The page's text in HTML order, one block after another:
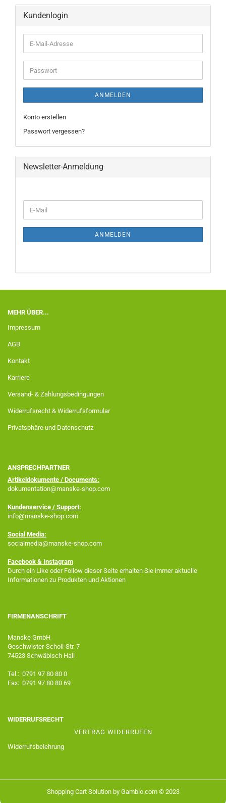
Kundenlogin
ANMELDEN
Konto erstellen
Passwort vergessen?
Newsletter-Anmeldung
ANMELDEN
MEHR ÜBER...
Impressum
AGB
Kontakt
Karriere
Versand- & Zahlungsbedingungen
Widerrufsrecht & Widerrufsformular
Privatsphäre und Datenschutz
ANSPRECHPARTNER
Artikeldokumente / Documents:
dokumentation@manske-shop.com
Kundenservice / Support:
info@manske-shop.com
Social Media:
socialmedia@manske-shop.com
Facebook & Instagram
Durch ein Like oder Follow dieser Seite erhalten Sie immer aktuelle
Informationen zu Produkten und Aktionen
FIRMENANSCHRIFT
Manske GmbH
Geschwister-Scholl-Str. 7
74523 Schwäbisch Hall
Tel.: 0791 97 80 80 0
Fax: 0791 97 80 80 69
WIDERRUFSRECHT
VERTRAG WIDERRUFEN
Widerrufsbelehrung
Shopping Cart Solutionby Gambio.com © 2023